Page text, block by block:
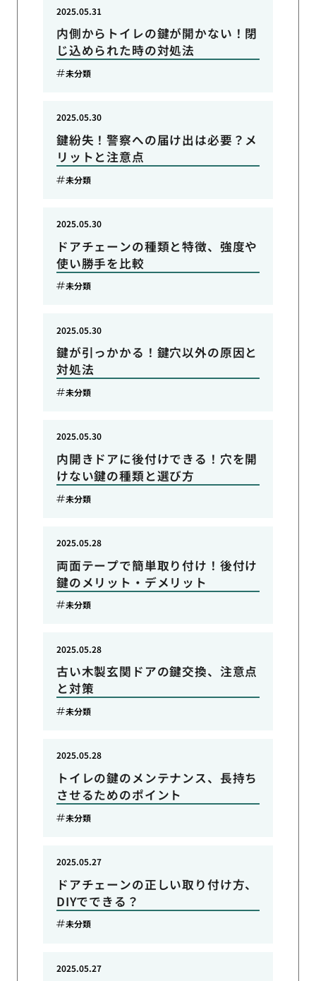
内側からトイレの鍵が開かない！閉
じ込められた時の対処法
2025.05.31
未分類
鍵紛失！警察への届け出は必要？メ
リットと注意点
2025.05.30
未分類
ドアチェーンの種類と特徴、強度や
使い勝手を比較
2025.05.30
未分類
鍵が引っかかる！鍵穴以外の原因と
対処法
2025.05.30
未分類
内開きドアに後付けできる！穴を開
けない鍵の種類と選び方
2025.05.30
未分類
両面テープで簡単取り付け！後付け
鍵のメリット・デメリット
2025.05.28
未分類
古い木製玄関ドアの鍵交換、注意点
と対策
2025.05.28
未分類
トイレの鍵のメンテナンス、長持ち
させるためのポイント
2025.05.28
未分類
ドアチェーンの正しい取り付け方、
DIYでできる？
2025.05.27
未分類
2025.05.27